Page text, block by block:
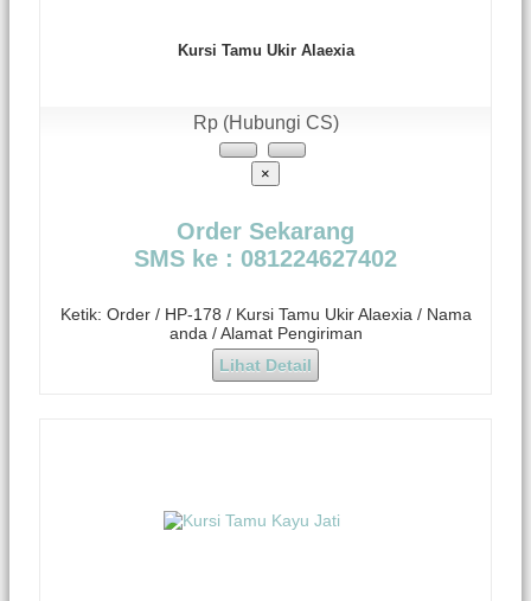
Kursi Tamu Ukir Alaexia
Rp (Hubungi CS)
×
Order Sekarang
SMS ke : 081224627402
Ketik: Order / HP-178 / Kursi Tamu Ukir Alaexia / Nama
anda / Alamat Pengiriman
Lihat Detail